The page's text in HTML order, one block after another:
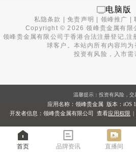
电脑版
私隐条款 |免责声明 领峰推广 |
Copyright ©2026 领峰贵金属有限
领峰贵金属有限公司于香港合法注册登记,注
球客户。本站内所有内容均为
投资有风险，入市需
首页 品牌资讯 直播间
温馨提示：投资有风险，交
应用名称：领峰贵金属 版本：iOS
开发者信息：领峰贵金属有限公司 查看应用权限 |